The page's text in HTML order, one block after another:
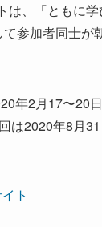
は、「ともに
参加者同士
年2月17〜20
は2020年8月
ト